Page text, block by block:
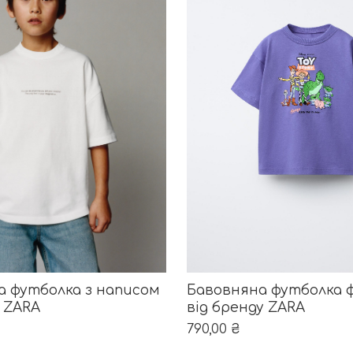
на сторінці товару
кілька варіантів. Параметри можна вибрати на
футболка з написом
Цей товар має кілька
Бавовняна футболка
від бренду ZARA
790,00 ₴